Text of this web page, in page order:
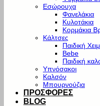
Εσώρουχα
Φανελάκια
Κυλοτάκια
Κορμάκια
Κάλτσες
Παιδική
Bebe
Παιδική
Υπνόσακοι
Καλσόν
Μπουρνούζια
ΠΡΟΣΦΟΡΕΣ
BLOG